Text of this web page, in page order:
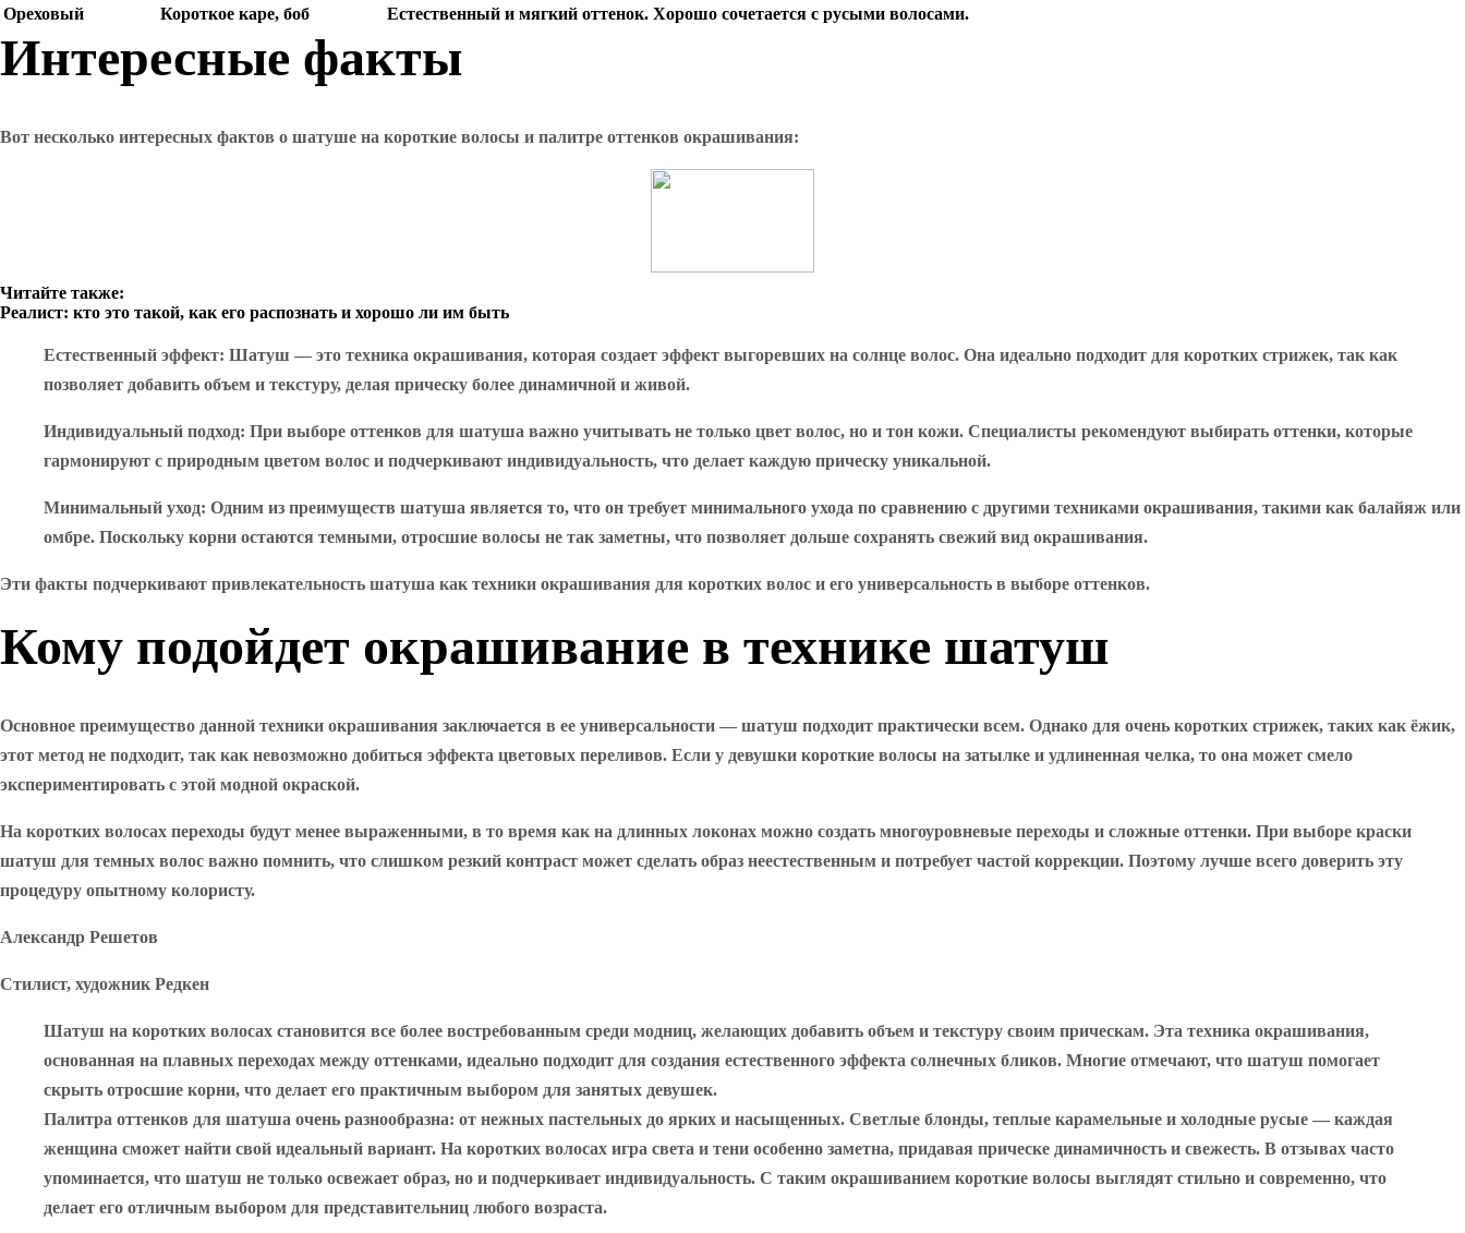
Ореховый
Короткое каре, боб Естественный и мягкий оттенок. Хорошо сочетается с русыми волосами.
Интересные факты
Вот несколько интересных фактов о шатуше на короткие волосы и палитре оттенков окрашивания:
Читайте также:
Реалист: кто это такой, как его распознать и хорошо ли им быть
Естественный эффект: Шатуш — это техника окрашивания, которая создает эффект выгоревших на солнце волос. Она идеально подходит для коротких стрижек, так как
позволяет добавить объем и текстуру, делая прическу более динамичной и живой.
Индивидуальный подход: При выборе оттенков для шатуша важно учитывать не только цвет волос, но и тон кожи. Специалисты рекомендуют выбирать оттенки, которые
гармонируют с природным цветом волос и подчеркивают индивидуальность, что делает каждую прическу уникальной.
Минимальный уход: Одним из преимуществ шатуша является то, что он требует минимального ухода по сравнению с другими техниками окрашивания, такими как балайяж или
омбре. Поскольку корни остаются темными, отросшие волосы не так заметны, что позволяет дольше сохранять свежий вид окрашивания.
Эти факты подчеркивают привлекательность шатуша как техники окрашивания для коротких волос и его универсальность в выборе оттенков.
Кому подойдет окрашивание в технике шатуш
Основное преимущество данной техники окрашивания заключается в ее универсальности — шатуш подходит практически всем. Однако для очень коротких стрижек, таких как ёжик,
этот метод не подходит, так как невозможно добиться эффекта цветовых переливов. Если у девушки короткие волосы на затылке и удлиненная челка, то она может смело
экспериментировать с этой модной окраской.
На коротких волосах переходы будут менее выраженными, в то время как на длинных локонах можно создать многоуровневые переходы и сложные оттенки. При выборе краски
шатуш для темных волос важно помнить, что слишком резкий контраст может сделать образ неестественным и потребует частой коррекции. Поэтому лучше всего доверить эту
процедуру опытному колористу.
Александр Решетов
Стилист, художник Редкен
Шатуш на коротких волосах становится все более востребованным среди модниц, желающих добавить объем и текстуру своим прическам. Эта техника окрашивания,
основанная на плавных переходах между оттенками, идеально подходит для создания естественного эффекта солнечных бликов. Многие отмечают, что шатуш помогает
скрыть отросшие корни, что делает его практичным выбором для занятых девушек.
Палитра оттенков для шатуша очень разнообразна: от нежных пастельных до ярких и насыщенных. Светлые блонды, теплые карамельные и холодные русые — каждая
женщина сможет найти свой идеальный вариант. На коротких волосах игра света и тени особенно заметна, придавая прическе динамичность и свежесть. В отзывах часто
упоминается, что шатуш не только освежает образ, но и подчеркивает индивидуальность. С таким окрашиванием короткие волосы выглядят стильно и современно, что
делает его отличным выбором для представительниц любого возраста.